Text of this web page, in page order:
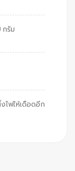
กรัม
งไฟให้เดือดอีก